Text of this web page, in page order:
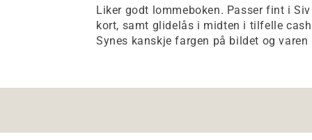
Liker godt lommeboken. Passer fint i
kort, samt glidelås i midten i tilfelle
Synes kanskje fargen på bildet og